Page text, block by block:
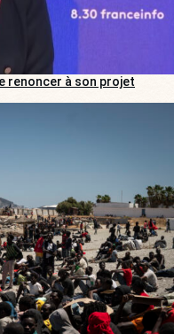
renoncer à son projet